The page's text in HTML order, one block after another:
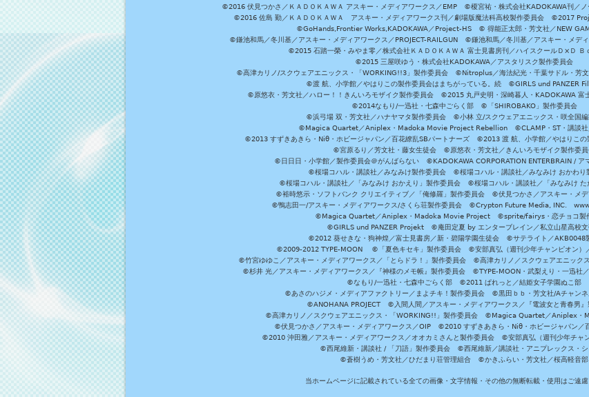
©2016 伏見つかさ／ＫＡＤＯＫＡＷＡ アスキー・メディアワークス／EMP ©榎宮祐・株式会社KADOKAWA刊／ノ
©2016 佐島 勤／ＫＡＤＯＫＡＷＡ アスキー・メディアワークス刊／劇場版魔法科高校製作委員会 ©2017
©GoHands,Frontier Works,KADOKAWA／Project-HS © 得能正太郎・芳文社／NEW
©鎌池和馬／冬川基／アスキー・メディアワークス／PROJECT-RAILGUN ©鎌池和馬／冬川基／アスキー・メディ
©2015 石踏一榮・みやま零／株式会社ＫＡＤＯＫＡＷＡ 富士見書房刊／ハイスクールＤ×Ｄ Ｂ
©2015 三屋咲ゆう・株式会社KADOKAWA／アスタリスク製作委員会
©高津カリノ/スクウェアエニックス・「WORKING!!3」製作委員会 ©Nitroplus／海法紀光・千葉サドル・芳文
©渡 航、小学館／やはりこの製作委員会はまちがっている。続 ©GIRLS und PANZER
©原悠衣・芳文社／ハロー！！きんいろモザイク製作委員会 ©2015 丸戸史明・深崎暮人・KADOKAWA 富
©2014なもり/一迅社・七森中ごらく部 ©「SHIROBAKO」製作委員会
©浜弓場 双・芳文社／ハナヤマタ製作委員会 ©小林 立/スクウェアエニックス・咲全国編
©Magica Quartet／Aniplex・Madoka Movie Project Rebellion ©CLAMP・ST・講談社
©2013 すずきあきら・Niθ・ホビージャパン／百花繚乱SBパートナーズ ©2013 渡 航、小学館／やはりこの
©宮原るり／芳文社・藤女生徒会 ©原悠衣・芳文社／きんいろモザイク製作委
©日日日・小学館／製作委員会＠がんばらない ©KADOKAWA CORPORATION ENTERBRAIN / ア
©桜場コハル・講談社／みなみけ製作委員会 ©桜場コハル・講談社／みなみけ おかわり
©桜場コハル・講談社／「みなみけ おかえり」製作委員会 ©桜場コハル・講談社／「みなみけ た
©裕時悠示・ソフトバンク クリエイティブ／「俺修羅」製作委員会 ©伏見つかさ／アスキー・メ
©鴨志田一/アスキー・メディアワークス/さくら荘製作委員会 ©Crypton Future Media, INC.
©Magica Quartet／Aniplex・Madoka Movie Project ©sprite/fairys・恋チョコ製
©GIRLS und PANZER Projekt ©庵田定夏 by エンターブレイン／私立山星高校文
©2012 葵せきな・狗神煌／富士見書房／新・碧陽学園生徒会 ©サテライト／AKB0048
©2009-2012 TYPE-MOON ©「夏色キセキ」製作委員会 ©安部真弘（週刊少年チャンピオン）
©竹宮ゆゆこ／アスキー・メディアワークス／「とらドラ！」製作委員会 ©高津カリノ／スクウェアエニック
©杉井 光／アスキー・メディアワークス／『神様のメモ帳』製作委員会 ©TYPE-MOON・武梨えり・一迅社
©なもり/一迅社・七森中ごらく部 ©2011 ぱれっと／結姫女子学園ぬこ部
©あさのハジメ・メディアファクトリー／まよチキ！製作委員会 ©黒田ｂｂ・芳文社/Aチャンネ
©ANOHANA PROJECT ©入間人間／アスキー・メディアワークス／『電波女と青春男』
©高津カリノ／スクウェアエニックス・「WORKING!!」製作委員会 ©Magica Quartet／Aniplex・
©伏見つかさ／アスキー・メディアワークス／OIP ©2010 すずきあきら・Niθ・ホビージャパン／
©2010 沖田雅／アスキー・メディアワークス／オオカミさんと製作委員会 ©安部真弘（週刊少年チャ
©西尾維新・講談社 / 「刀語」製作委員会 ©西尾維新／講談社・アニプレックス・シ
©蒼樹うめ・芳文社／ひだまり荘管理組合 ©かきふらい・芳文社／桜高軽音部
当ホームページに記載されている全ての画像・文字情報・その他の無断転載・使用はご遠慮